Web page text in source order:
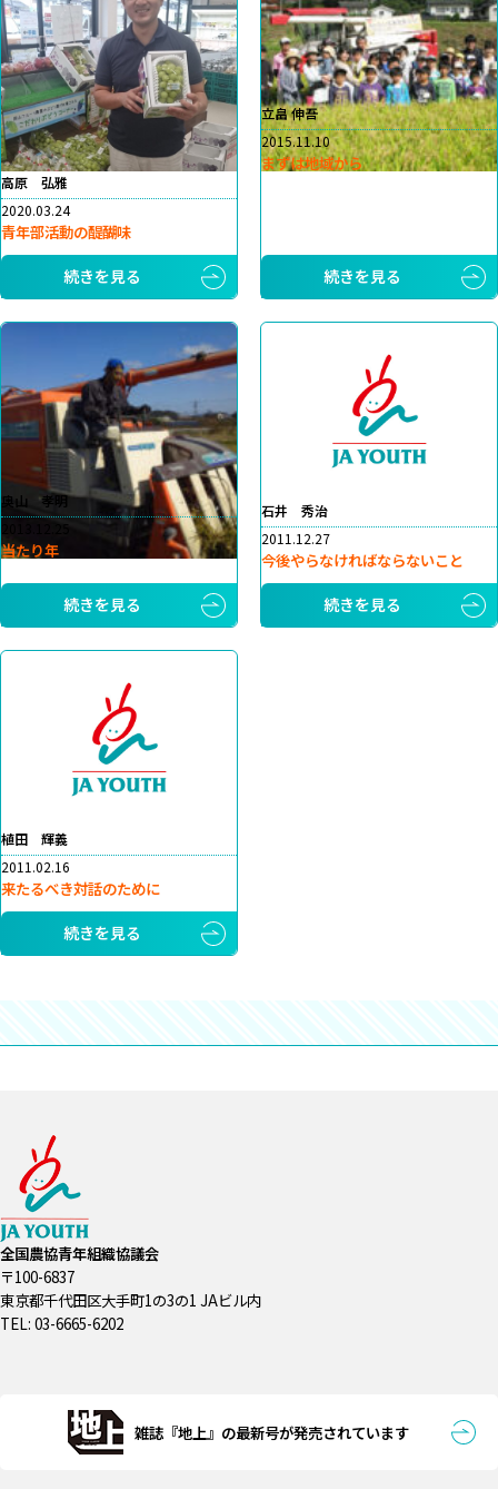
高原 弘雅
2020.03.24
青年部活動の醍醐味
続きを見る
立畠 伸吾
2015.11.10
まずは地域から
続きを見る
奥山 孝明
2013.12.25
当たり年
続きを見る
石井 秀治
2011.12.27
今後やらなければならないこと
続きを見る
植田 輝義
2011.02.16
来たるべき対話のために
続きを見る
全国農協青年組織協議会
〒100-6837
東京都千代田区大手町1の3の1 JAビル内
TEL: 03-6665-6202
雑誌『地上』の最新号が発売されています